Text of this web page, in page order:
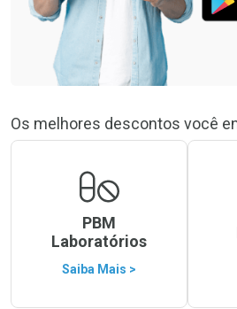
Os melhores descontos você
PBM
Laboratórios
Saiba Mais >